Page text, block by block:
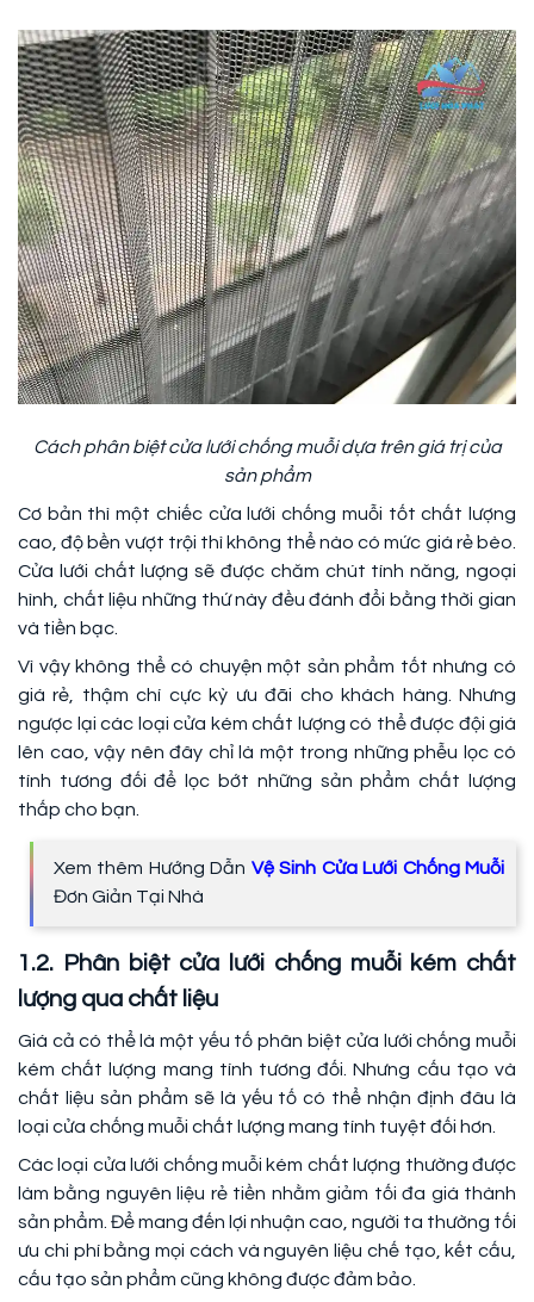
Cách phân biệt cửa lưới chống muỗi dựa trên giá trị của
sản phẩm
Cơ bản thì một chiếc cửa lưới chống muỗi tốt chất lượng
cao, độ bền vượt trội thì không thể nào có mức giá rẻ bèo.
Cửa lưới chất lượng sẽ được chăm chút tính năng, ngoại
hình, chất liệu những thứ này đều đánh đổi bằng thời gian
và tiền bạc.
Vì vậy không thể có chuyện một sản phẩm tốt nhưng có
giá rẻ, thậm chí cực kỳ ưu đãi cho khách hàng. Nhưng
ngược lại các loại cửa kém chất lượng có thể được đội giá
lên cao, vậy nên đây chỉ là một trong những phễu lọc có
tính tương đối để lọc bớt những sản phẩm chất lượng
thấp cho bạn.
Xem thêm Hướng Dẫn Vệ Sinh Cửa Lưới Chống Muỗi
Đơn Giản Tại Nhà
1.2. Phân biệt cửa lưới chống muỗi kém chất
lượng qua chất liệu
Giá cả có thể là một yếu tố phân biệt cửa lưới chống muỗi
kém chất lượng mang tính tương đối. Nhưng cấu tạo và
chất liệu sản phẩm sẽ là yếu tố có thể nhận định đâu là
loại cửa chống muỗi chất lượng mang tính tuyệt đối hơn.
Các loại cửa lưới chống muỗi kém chất lượng thường được
làm bằng nguyên liệu rẻ tiền nhằm giảm tối đa giá thành
sản phẩm. Để mang đến lợi nhuận cao, người ta thường tối
ưu chi phí bằng mọi cách và nguyên liệu chế tạo, kết cấu,
cấu tạo sản phẩm cũng không được đảm bảo.